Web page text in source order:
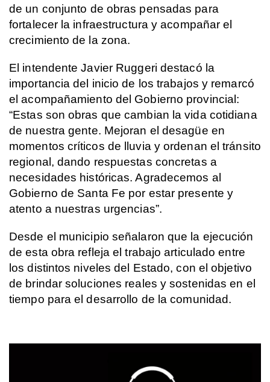
de un conjunto de obras pensadas para
fortalecer la infraestructura y acompañar el
crecimiento de la zona.
El intendente Javier Ruggeri destacó la
importancia del inicio de los trabajos y remarcó
el acompañamiento del Gobierno provincial:
“Estas son obras que cambian la vida cotidiana
de nuestra gente. Mejoran el desagüe en
momentos críticos de lluvia y ordenan el tránsito
regional, dando respuestas concretas a
necesidades históricas. Agradecemos al
Gobierno de Santa Fe por estar presente y
atento a nuestras urgencias”.
Desde el municipio señalaron que la ejecución
de esta obra refleja el trabajo articulado entre
los distintos niveles del Estado, con el objetivo
de brindar soluciones reales y sostenidas en el
tiempo para el desarrollo de la comunidad.